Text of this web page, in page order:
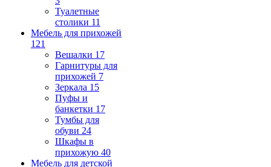
Туалетные
столики 11
Мебель для прихожей
121
Вешалки 17
Гарнитуры для
прихожей 7
Зеркала 15
Пуфы и
банкетки 17
Тумбы для
обуви 24
Шкафы в
прихожую 40
Мебель для детской